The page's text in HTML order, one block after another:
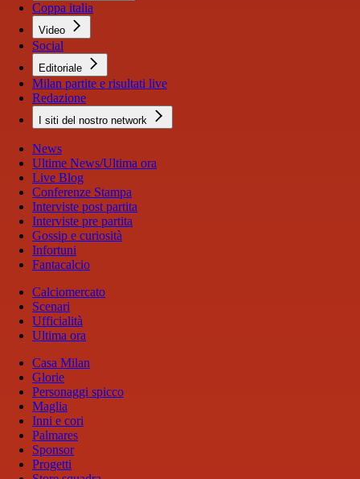
Coppa italia
Video
Social
Editoriale
Milan partite e risultati live
Redazione
I siti del nostro network
News
Ultime News/Ultima ora
Live Blog
Conferenze Stampa
Interviste post partita
Interviste pre partita
Gossip e curiosità
Infortuni
Fantacalcio
Calciomercato
Scenari
Ufficialità
Ultima ora
Casa Milan
Glorie
Personaggi spicco
Maglia
Inni e cori
Palmares
Sponsor
Progetti